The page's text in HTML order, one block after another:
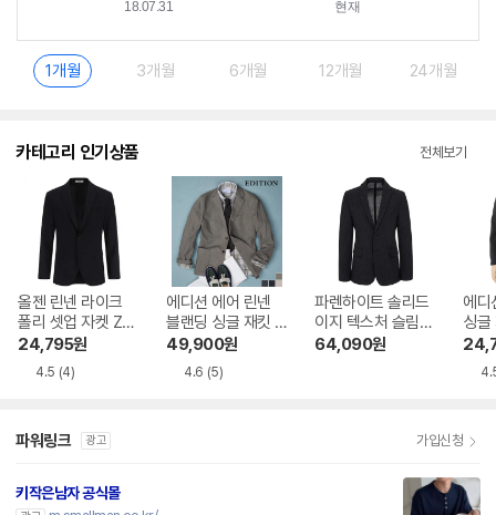
1개월 3개월 6개월 12개월 24개월
카테고리 인기상품 전체보기
올젠 린넨 라이크
폴리 셋업 자켓 ZP
C2KG1501
24,795원
4.5 (4)
에디션 에어 린넨
블랜딩 싱글 재킷 N
NC2KG1951
49,900원
4.6 (5)
파렌하이트 솔리드
이지 텍스처 슬림핏
캐주얼 자켓 FEEA
64,090원
에디
싱글
1951
파워링크 광고 가입신청
키작은남자 공식몰